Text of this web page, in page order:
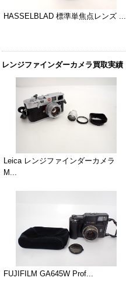
HASSELBLAD 標準単焦点レンズ ...
レンジファインダーカメラ買取実績
Leica レンジファインダーカメラ
M...
FUJIFILM GA645W Prof...